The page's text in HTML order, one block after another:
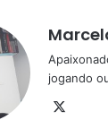
jogando